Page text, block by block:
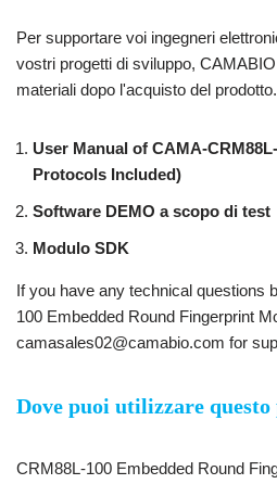
Per supportare voi ingegneri
vostri progetti di sviluppo,
materiali dopo l'acquisto del prodotto.
User Manual of CAMA-
Protocols Included)
Software DEMO a scopo di test
Modulo SDK
If you have any technical questions
100 Embedded Round Fingerprint
camasales02@camabio.com for
Dove puoi utilizzare
CRM88L-100 Embedded Round